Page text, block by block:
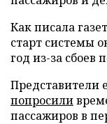
Как писала
старт системы
год из-за сбоев
Представители
попросили
пассажиров в